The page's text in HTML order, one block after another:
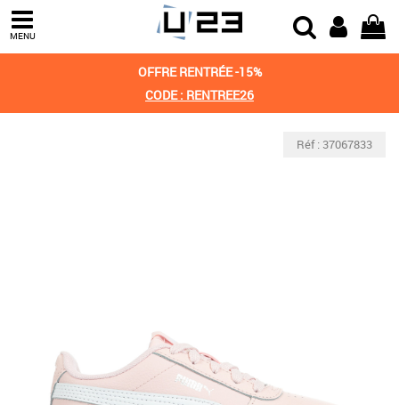
MENU
OFFRE RENTRÉE -15%
CODE : RENTREE26
Réf : 37067833